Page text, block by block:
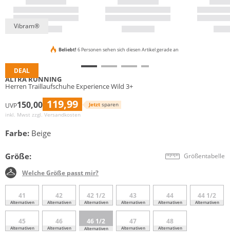
DEAL
Vibram®
Beliebt! 6 Personen sehen sich diesen Artikel gerade an
ALTRA RUNNING
Herren Traillaufschuhe Experience Wild 3+
UVP150,00 119,99 Jetzt sparen
inkl. Mwst zzgl. Versandkosten
Farbe: Beige
Größe: Größentabelle
Welche Größe passt mir?
41
Alternativen
42
Alternativen
42 1/2
Alternativen
43
Alternativen
44
Alternativen
44 1/2
Alternativen
45
Alternativen
46
Alternativen
46 1/2
Alternativen
47
Alternativen
48
Alternativen